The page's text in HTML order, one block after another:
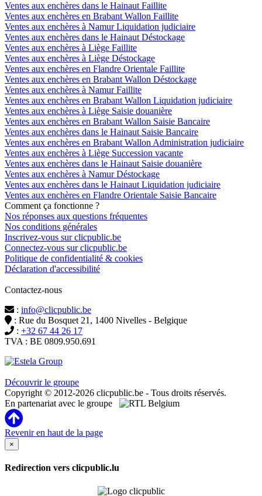
Ventes aux enchères dans le Hainaut Faillite
Ventes aux enchères en Brabant Wallon Faillite
Ventes aux enchères à Namur Liquidation judiciaire
Ventes aux enchères dans le Hainaut Déstockage
Ventes aux enchères à Liège Faillite
Ventes aux enchères à Liège Déstockage
Ventes aux enchères en Flandre Orientale Faillite
Ventes aux enchères en Brabant Wallon Déstockage
Ventes aux enchères à Namur Faillite
Ventes aux enchères en Brabant Wallon Liquidation judiciaire
Ventes aux enchères à Liège Saisie douanière
Ventes aux enchères en Brabant Wallon Saisie Bancaire
Ventes aux enchères dans le Hainaut Saisie Bancaire
Ventes aux enchères en Brabant Wallon Administration judiciaire
Ventes aux enchères à Liège Succession vacante
Ventes aux enchères dans le Hainaut Saisie douanière
Ventes aux enchères à Namur Déstockage
Ventes aux enchères dans le Hainaut Liquidation judiciaire
Ventes aux enchères en Flandre Orientale Saisie Bancaire
Comment ça fonctionne ?
Nos réponses aux questions fréquentes
Nos conditions générales
Inscrivez-vous sur clicpublic.be
Connectez-vous sur clicpublic.be
Politique de confidentialité & cookies
Déclaration d'accessibilité
Contactez-nous
: info@clicpublic.be
: Rue du Bosquet 21, 1400 Nivelles - Belgique
: +32 67 44 26 17
TVA : BE 0809.950.691
Découvrir le groupe
Copyright © 2012-2026 clicpublic.be - Tous droits réservés.
En partenariat avec le groupe
Revenir en haut de la page
×
Redirection vers clicpublic.lu